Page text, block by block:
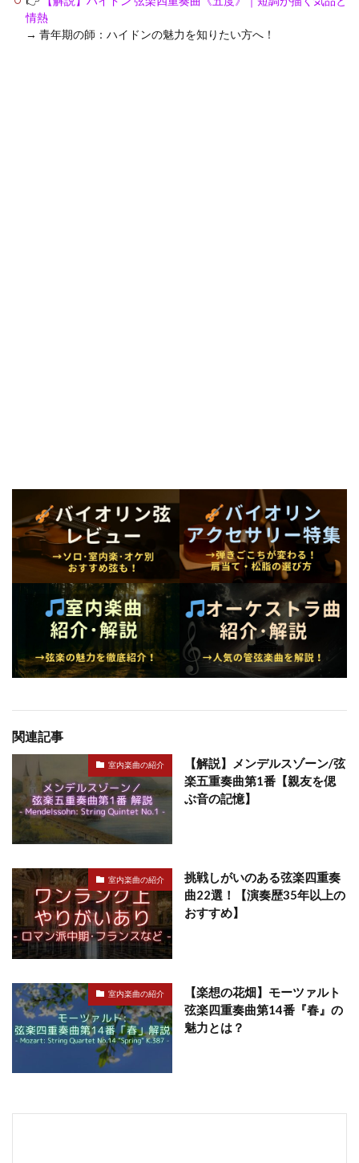
情熱
→ 青年期の師：ハイドンの魅力を知りたい方へ！
関連記事
室内楽曲の紹介
【解説】メンデルスゾーン/弦
楽五重奏曲第1番【親友を偲
ぶ音の記憶】
室内楽曲の紹介
挑戦しがいのある弦楽四重奏
曲22選！【演奏歴35年以上の
おすすめ】
室内楽曲の紹介
【楽想の花畑】モーツァルト
弦楽四重奏曲第14番『春』の
魅力とは？